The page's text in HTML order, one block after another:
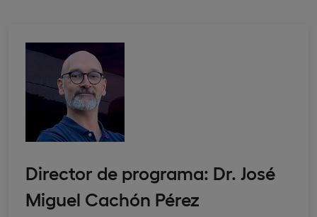
Director de programa: Dr. José
Miguel Cachón Pérez